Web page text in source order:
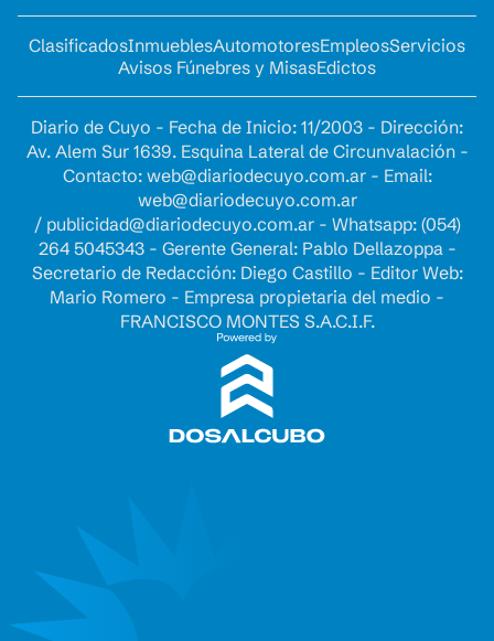
ClasificadosInmueblesAutomotoresEmpleosServicios
Avisos Fúnebres y MisasEdictos
Diario de Cuyo - Fecha de Inicio: 11/2003 - Dirección:
Av. Alem Sur 1639. Esquina Lateral de Circunvalación -
Contacto: web@diariodecuyo.com.ar- Email:
web@diariodecuyo.com.ar
/ publicidad@diariodecuyo.com.ar- Whatsapp: (054)
264 5045343 - Gerente General: Pablo Dellazoppa -
Secretario de Redacción: Diego Castillo - Editor Web:
Mario Romero - Empresa propietaria del medio -
FRANCISCO MONTES S.A.C.I.F.